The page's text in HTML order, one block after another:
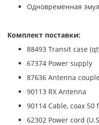
Одновременная
Комплект поставки:
88493 Transit case
67374 Power supply
87636 Antenna
90113 RX Antenna
90114 Cable, coax 50
62302 Power cord